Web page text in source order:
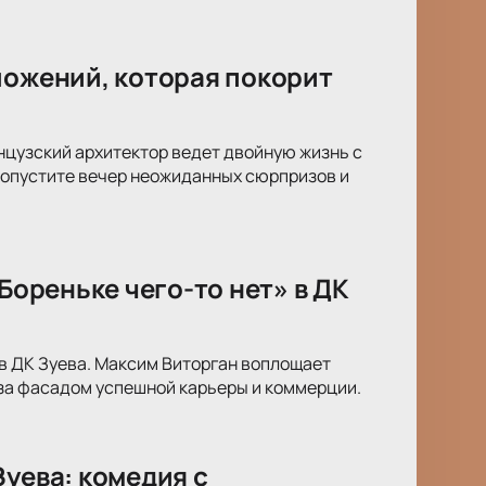
которая покорит
архитектор ведет двойную жизнь с
вечер неожиданных сюрпризов и
чего-то нет» в ДК
ДК Зуева. Максим Виторган воплощает
фасадом успешной карьеры и коммерции.
комедия с